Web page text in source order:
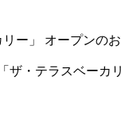
ー」 オープンの
・テラスベーカ